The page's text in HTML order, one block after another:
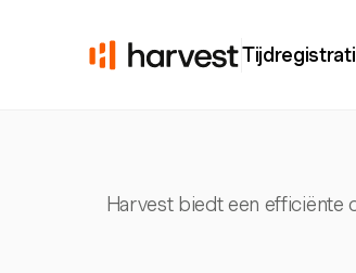
Harvest biedt een efficiënte